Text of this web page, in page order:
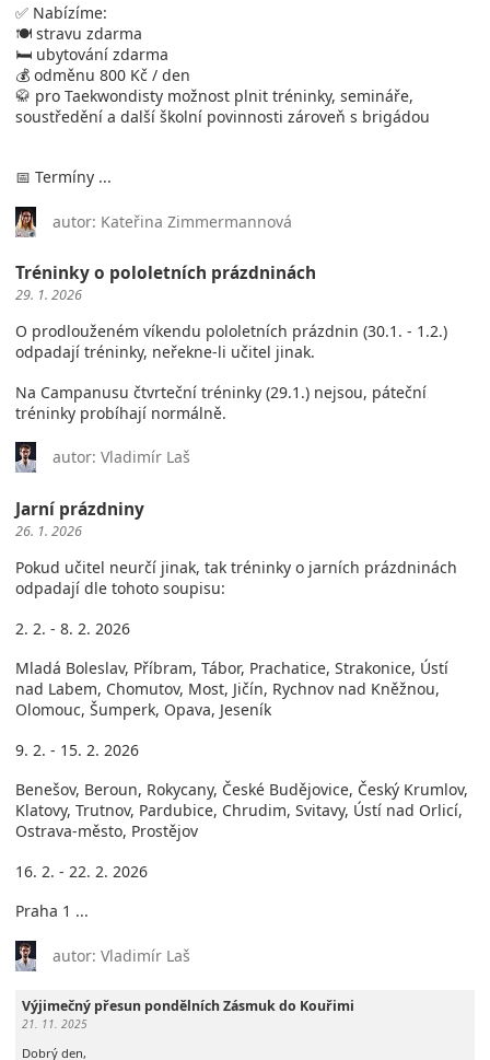
✅ Nabízíme:
🍽️ stravu zdarma
🛏️ ubytování zdarma
💰 odměnu 800 Kč / den
🥋 pro Taekwondisty možnost plnit tréninky, semináře,
soustředění a další školní povinnosti zároveň s brigádou
📅 Termíny ...
autor: Kateřina Zimmermannová
Tréninky o pololetních prázdninách
29. 1. 2026
O prodlouženém víkendu pololetních prázdnin (30.1. - 1.2.)
odpadají tréninky, neřekne-li učitel jinak.
Na Campanusu čtvrteční tréninky (29.1.) nejsou, páteční
tréninky probíhají normálně.
autor: Vladimír Laš
Jarní prázdniny
26. 1. 2026
Pokud učitel neurčí jinak, tak tréninky o jarních prázdninách
odpadají dle tohoto soupisu:
2. 2. - 8. 2. 2026
Mladá Boleslav, Příbram, Tábor, Prachatice, Strakonice, Ústí
nad Labem, Chomutov, Most, Jičín, Rychnov nad Kněžnou,
Olomouc, Šumperk, Opava, Jeseník
9. 2. - 15. 2. 2026
Benešov, Beroun, Rokycany, České Budějovice, Český Krumlov,
Klatovy, Trutnov, Pardubice, Chrudim, Svitavy, Ústí nad Orlicí,
Ostrava-město, Prostějov
16. 2. - 22. 2. 2026
Praha 1 ...
autor: Vladimír Laš
Výjimečný přesun pondělních Zásmuk do Kouřimi
21. 11. 2025
Dobrý den,